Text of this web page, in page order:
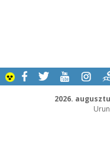
2026.